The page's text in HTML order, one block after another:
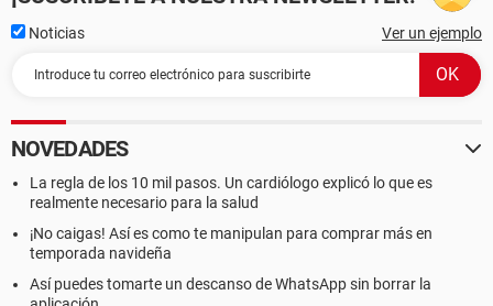
Noticias Ver un ejemplo
NOVEDADES
La regla de los 10 mil pasos. Un cardiólogo explicó lo que es
realmente necesario para la salud
¡No caigas! Así es como te manipulan para comprar más en
temporada navideña
Así puedes tomarte un descanso de WhatsApp sin borrar la